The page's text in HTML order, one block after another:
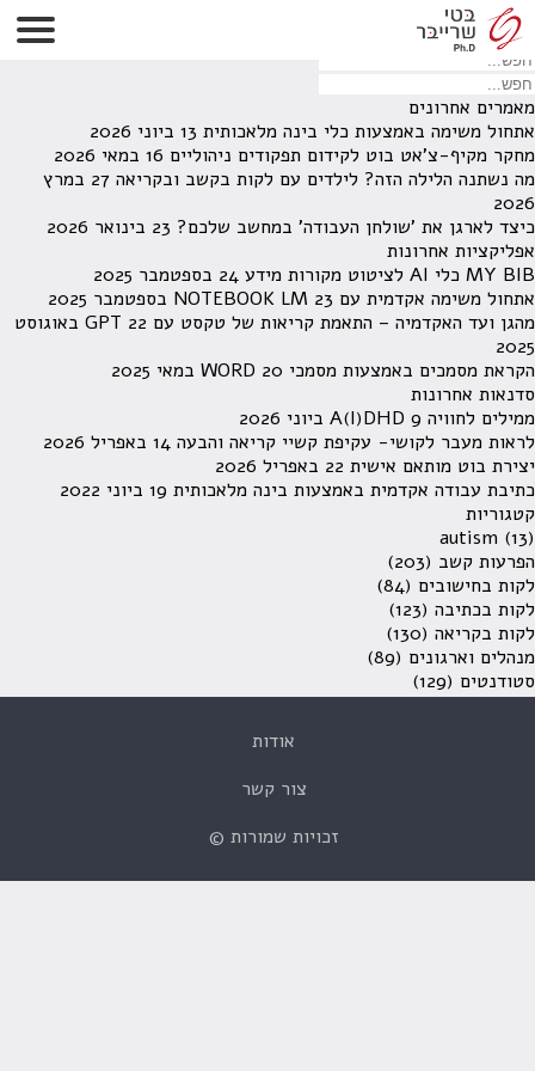
לא נמצאו תוצאות תחת קטגוריה זו.
מחפש משהו מסויים? השתמש בחיפוש
מאמרים אחרונים
אתחול משימה באמצעות כלי בינה מלאכותית 13 ביוני 2026
מחקר מקיף-צ'אט בוט לקידום תפקודים ניהוליים 16 במאי 2026
מה נשתנה הלילה הזה? לילדים עם לקות בקשב ובקריאה
27 במרץ
2026
כיצד לארגן את 'שולחן העבודה' במחשב שלכם? 23 בינואר 2026
אפליקציות אחרונות
MY BIB כלי AI לציטוט מקורות מידע
24 בספטמבר 2025
אתחול משימה אקדמית עם NOTEBOOK LM 23 בספטמבר 2025
מהגן ועד האקדמיה – התאמת קריאות של טקסט עם GPT
22 באוגוסט
2025
הקראת מסמכים באמצעות מסמכי WORD 20 במאי 2025
סדנאות אחרונות
ממילים לחוויה A(I)DHD 9 ביוני 2026
לראות מעבר לקושי- עקיפת קשיי קריאה והבעה 14 באפריל 2026
יצירת בוט מותאם אישית 22 באפריל 2026
כתיבת עבודה אקדמית באמצעות בינה מלאכותית 19 ביוני 2022
קטגוריות
autism (13)
הפרעות קשב (203)
לקות בחישובים (84)
לקות בכתיבה (123)
לקות בקריאה (130)
מנהלים וארגונים (89)
סטודנטים (129)
אודות
צור קשר
זכויות שמורות ©